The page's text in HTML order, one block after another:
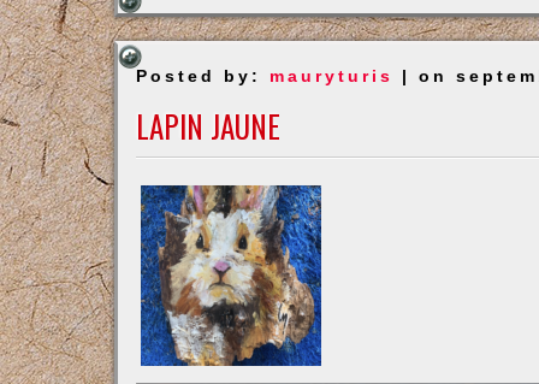
Posted by: mauryturis | on
LAPIN JAUNE